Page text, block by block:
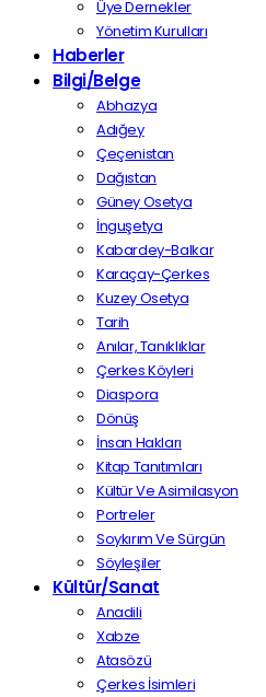
Üye Dernekler
Yönetim Kurulları
Haberler
Bilgi/Belge
Abhazya
Adığey
Çeçenistan
Dağıstan
Güney Osetya
İnguşetya
Kabardey-Balkar
Karaçay-Çerkes
Kuzey Osetya
Tarih
Anılar, Tanıklıklar
Çerkes Köyleri
Diaspora
Dönüş
İnsan Hakları
Kitap Tanıtımları
Kültür Ve Asimilasyon
Portreler
Soykırım Ve Sürgün
Söyleşiler
Kültür/Sanat
Anadili
Xabze
Atasözü
Çerkes İsimleri